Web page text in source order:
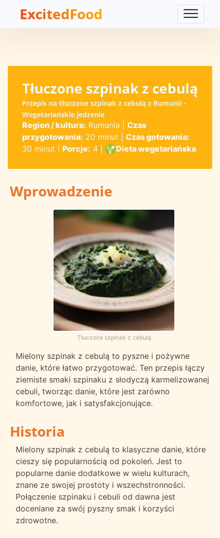
ExcitedFood
Tłuczone szpinak z cebulą
Przepis na tłuczone szpinak z cebulą z Rumunii -
Wegetariańskie jedzenie
Region / kultura: Rumunia
Czas
przygotowania: 20 minut
Czas gotowania:
30 minut
Porcje: 4| Dieta wegetariańska
Wprowadzenie
Tłuczone szpinak z cebulą
Mielony szpinak z cebulą to pyszne i pożywne
danie, które łatwo przygotować. Ten przepis łączy
ziemiste smaki szpinaku z słodyczą karmelizowanej
cebuli, tworząc danie, które jest zarówno
komfortowe, jak i satysfakcjonujące.
Historia
Mielony szpinak z cebulą to klasyczne danie, które
cieszy się popularnością od pokoleń. Jest to
popularne danie dodatkowe w wielu kulturach,
znane ze swojej prostoty i wszechstronności.
Połączenie szpinaku i cebuli od dawna jest
doceniane za swój pyszny smak i korzyści
zdrowotne.